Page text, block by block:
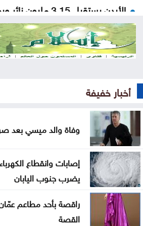
دخلاً سياحياً
واشنطن: إيران تعهدت بعدم
تصادم شاحنتين يعيق حركة السير
الفيصلي يحسم قراره: لا تعاقد مع
تعديلات مرورية بين كوريدور
وطريق المطار
148 ألف أسرة تستفيد من
خلال النصف الأول
عُمان: مفاوضات الملاحة في هرمز
أخبار خفيفة
وفاة والد ميسي بعد
إصابات وانقطاع
يضرب جنوب اليابان
راقصة بأحد مطاعم
القصة